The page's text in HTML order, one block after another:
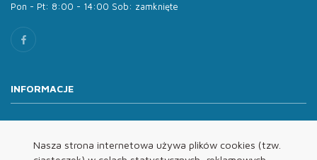
Nasza strona internetowa używa plików cookies (tzw.
Pon - Pt: 8:00 - 14:00 Sob: zamknięte
INFORMACJE
Oferta